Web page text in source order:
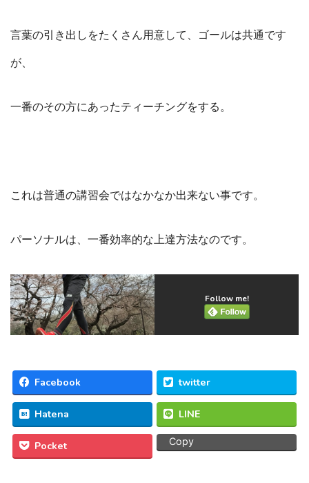
言葉の引き出しをたくさん用意して、ゴールは共通です
が、
一番のその方にあったティーチングをする。
これは普通の講習会ではなかなか出来ない事です。
パーソナルは、一番効率的な上達方法なのです。
Follow me!
Facebook twitter
Hatena LINE
Pocket Copy